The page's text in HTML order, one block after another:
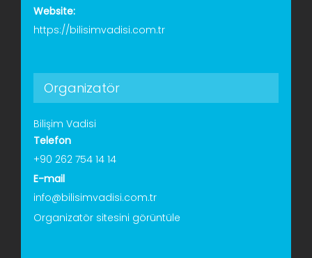
Website:
https://bilisimvadisi.com.tr
Organizatör
Bilişim Vadisi
Telefon
+90 262 754 14 14
E-mail
info@bilisimvadisi.com.tr
Organizatör sitesini görüntüle